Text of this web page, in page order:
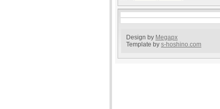
Design by Megapx
Template by s-hoshino.com